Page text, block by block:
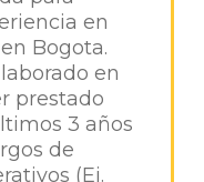
en
Bogota.
en
prestado
3 años
de
(Ej.